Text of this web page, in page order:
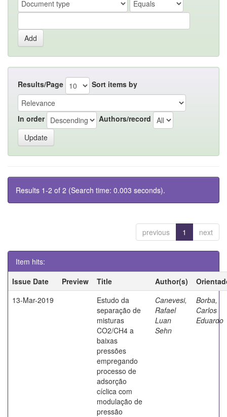
Results/Page Sort items by
In order Authors/record
Results 1-2 of 2 (Search time: 0.003 seconds).
previous 1 next
Item hits:
Issue Date
Preview Title Author(s)
13-Mar-2019
Estudo da
separação de
misturas
CO2/CH4 a
baixas
pressões
empregando
processo de
adsorção
cíclica com
modulação de
pressão
Canevesi,
Rafael
Luan
Sehn
Borba,
Carlos
Eduardo